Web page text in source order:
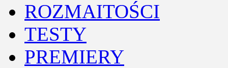
ROZMAITOŚCI
TESTY
PREMIERY